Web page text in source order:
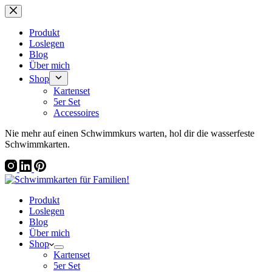
Zum
Inhalt
springenProdukt
Loslegen
Blog
Über mich
Shop
Kartenset
5er Set
Accessoires
Nie mehr auf einen Schwimmkurs warten, hol dir die wasserfeste
Schwimmkarten.
Produkt
Loslegen
Blog
Über mich
Shop
Kartenset
5er Set